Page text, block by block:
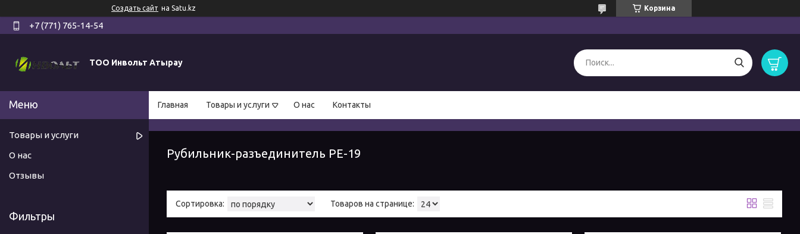
Создать сайт на Satu.kz Корзина
+7 (771) 765-14-54
ТОО Инвольт Атырау
Главная Товары и услуги О нас Контакты
Рубильник-разъединитель РЕ-19
Товары и услуги
О нас
Отзывы
Фильтры